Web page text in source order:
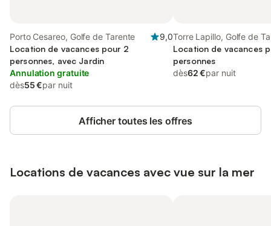
Porto Cesareo, Golfe de Tarente
9,0
Location de vacances pour 2
personnes, avec Jardin
Annulation gratuite
dès55 €par nuit
Torre Lapillo, Golfe de
Location de vacances
personnes
dès62 €par nuit
Afficher toutes les offres
Locations de vacances avec vue sur la mer